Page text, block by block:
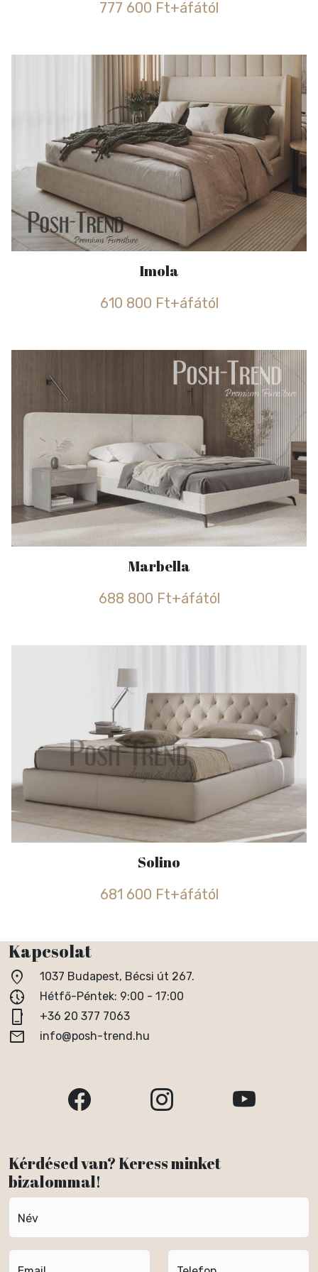
777 600 Ft+áfától
Imola
610 800 Ft+áfától
Marbella
688 800 Ft+áfától
Solino
681 600 Ft+áfától
Kapcsolat
location_on 1037 Budapest, Bécsi út 267.
nest_clock_farsight_analog Hétfő-Péntek: 9:00 - 17:00
phone_iphone +36 20 377 7063
email info@posh-trend.hu
Kérdésed van? Keress minket
bizalommal!
Név